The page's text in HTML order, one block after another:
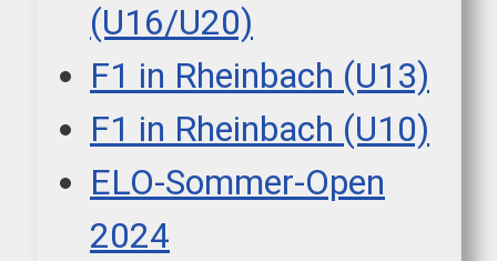
(U16/U20)
F1 in Rheinbach (U13)
F1 in Rheinbach (U10)
ELO-Sommer-Open
2024